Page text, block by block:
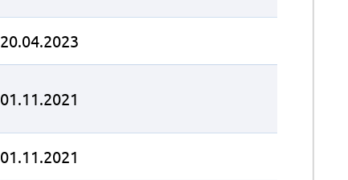
20.04.2023
01.11.2021
01.11.2021